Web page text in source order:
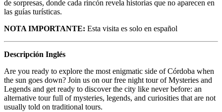
de sorpresas, donde cada rincón revela historias que no aparecen en
las guías turísticas.
NOTA IMPORTANTE: Esta visita es solo en español
Descripción Inglés
Are you ready to explore the most enigmatic side of Córdoba when
the sun goes down? Join us on our free night tour of Mysteries and
Legends and get ready to discover the city like never before: an
alternative tour full of mysteries, legends, and curiosities that are not
usually told on traditional tours.